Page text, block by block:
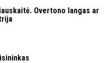
Overtono langas ar